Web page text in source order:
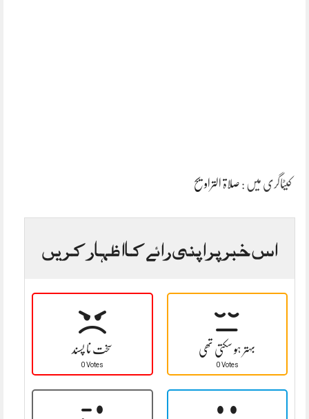
کیٹاگری میں : صلاۃ التراویح
اس خبر پر اپنی رائے کا اظہار کریں
سخت نا پسند
0 Votes
بہتر ہو سکتی تھی
0 Votes